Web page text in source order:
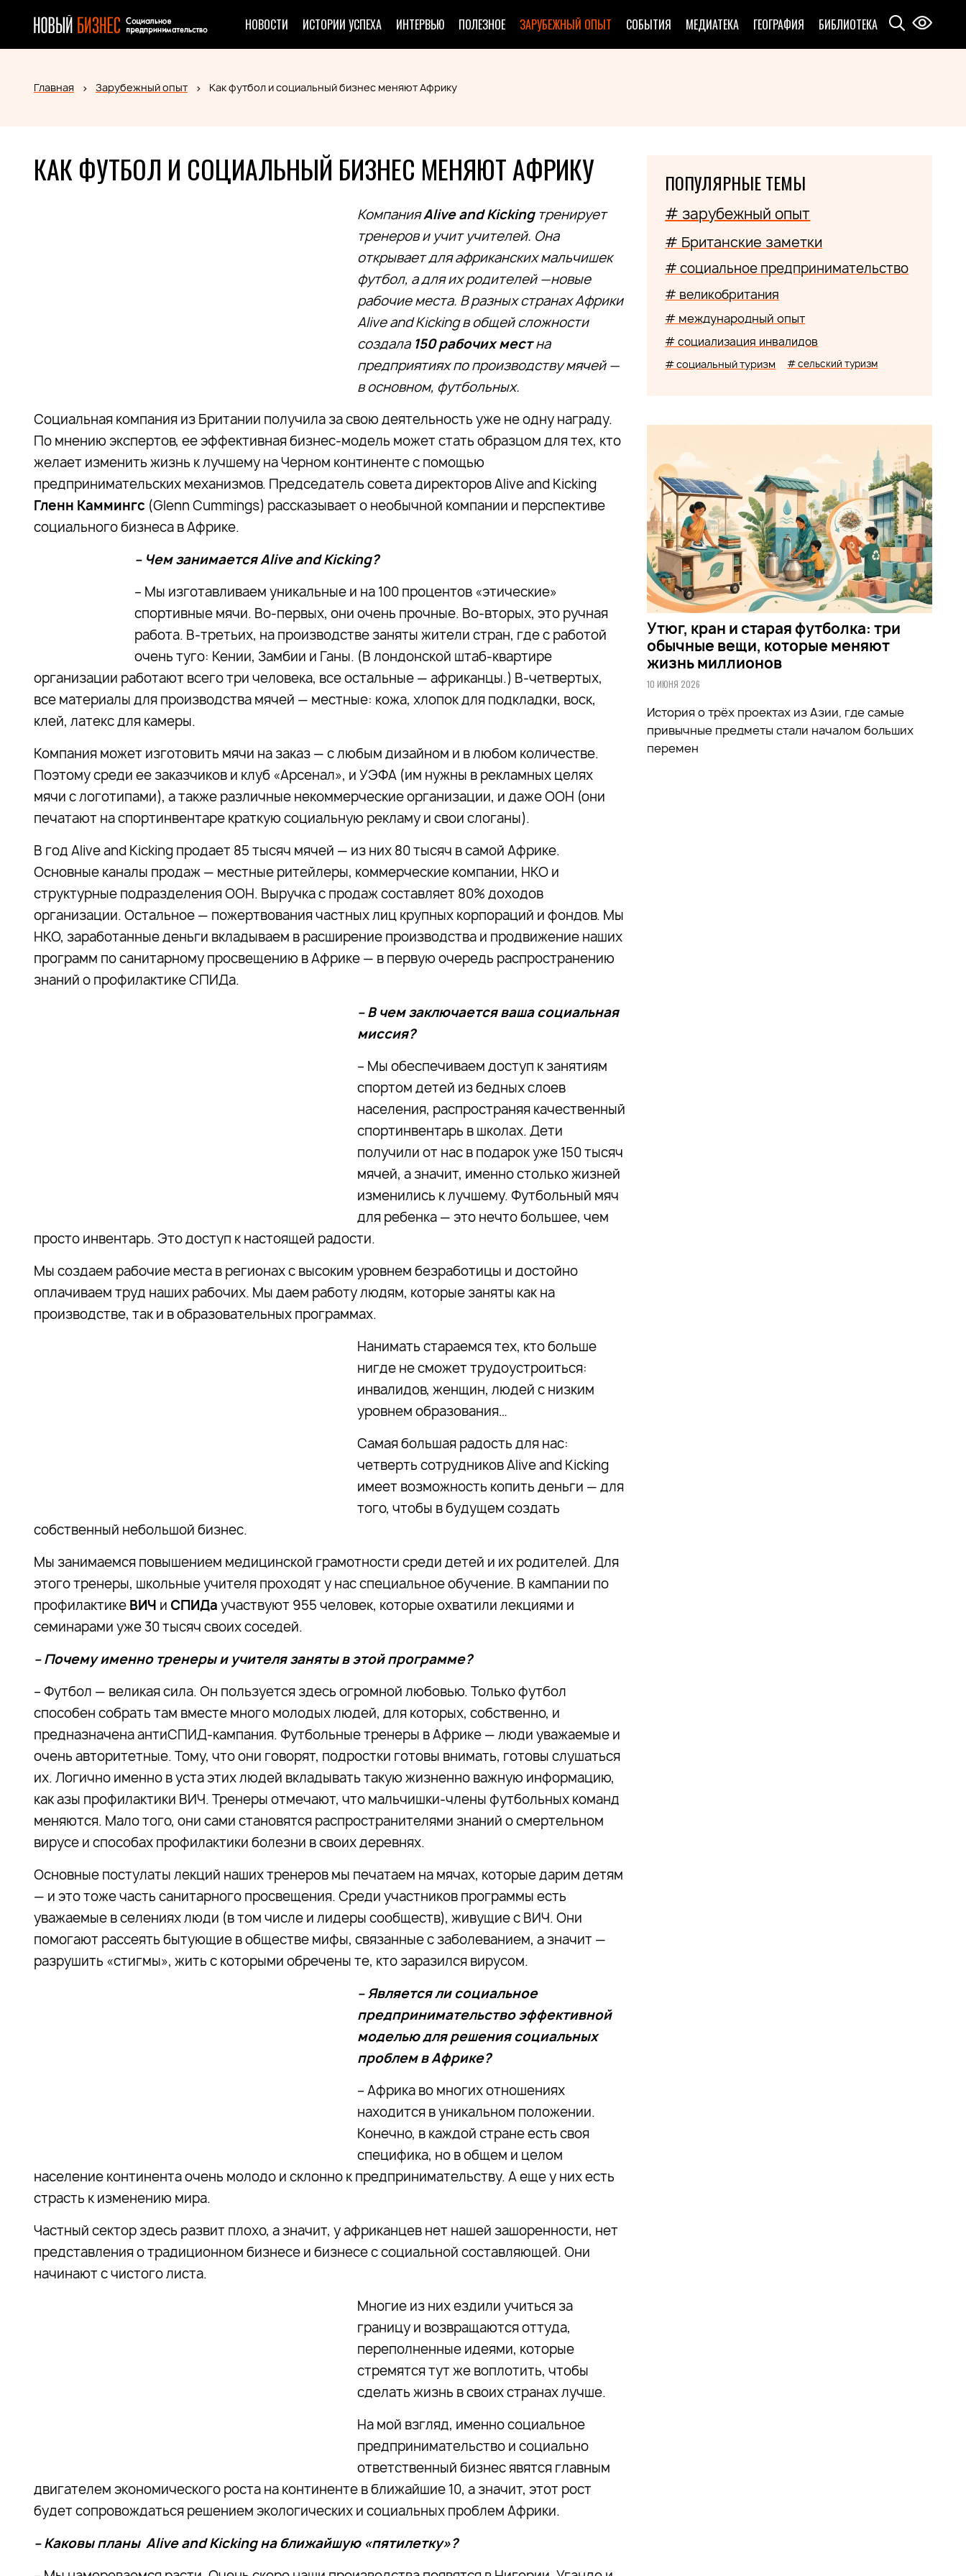
НОВОСТИ ИСТОРИИ УСПЕХА ИНТЕРВЬЮ ПОЛЕЗНОЕ ЗАРУБЕЖНЫЙ ОПЫТ СОБЫТИЯ МЕДИАТЕКА ГЕОГРАФИЯ БИБЛИОТЕКА
Главная Зарубежный опыт Как футбол и социальный бизнес меняют Африку
КАК ФУТБОЛ И СОЦИАЛЬНЫЙ БИЗНЕС МЕНЯЮТ АФРИКУ
КомпанияAlive and Kickingтренирует
тренеров и учит учителей. Она
открывает для африканских мальчишек
футбол, а для их родителей —новые
рабочие места. В разных странах Африки
Alive and Kicking в общей сложности
создала 150 рабочих местна
предприятиях по производству мячей —
в основном, футбольных.
Социальная компания из Британии получила за свою деятельность уже не одну награду.
По мнению экспертов, ее эффективная бизнес-модель может стать образцом для тех, кто
желает изменить жизнь к лучшему на Черном континенте с помощью
предпринимательских механизмов. Председатель совета директоров Alive and Kicking
Гленн Каммингс (Glenn Cummings) рассказывает о необычной компании и перспективе
социального бизнеса в Африке.
– Чем занимается Alive and Kicking?
– Мы изготавливаем уникальные и на 100 процентов «этические»
спортивные мячи. Во-первых, они очень прочные. Во-вторых, это ручная
работа. В-третьих, на производстве заняты жители стран, где с работой
очень туго: Кении, Замбии и Ганы. (В лондонской штаб-квартире
организации работают всего три человека, все остальные — африканцы.) В-четвертых,
все материалы для производства мячей — местные: кожа, хлопок для подкладки, воск,
клей, латекс для камеры.
Компания может изготовить мячи на заказ — с любым дизайном и в любом количестве.
Поэтому среди ее заказчиков и клуб «Арсенал», и УЭФА (им нужны в рекламных целях
мячи с логотипами), а также различные некоммерческие организации, и даже ООН (они
печатают на спортинвентаре краткую социальную рекламу и свои слоганы).
В год Alive and Kicking продает 85 тысяч мячей — из них 80 тысяч в самой Африке.
Основные каналы продаж — местные ритейлеры, коммерческие компании, НКО и
структурные подразделения ООН. Выручка с продаж составляет 80% доходов
организации. Остальное — пожертвования частных лиц крупных корпораций и фондов. Мы
НКО, заработанные деньги вкладываем в расширение производства и продвижение наших
программ по санитарному просвещению в Африке — в первую очередь распространению
знаний о профилактике СПИДа.
– В чем заключается ваша социальная
миссия?
– Мы обеспечиваем доступ к занятиям
спортом детей из бедных слоев
населения, распространяя качественный
спортинвентарь в школах. Дети
получили от нас в подарок уже 150 тысяч
мячей, а значит, именно столько жизней
изменились к лучшему. Футбольный мяч
для ребенка — это нечто большее, чем
просто инвентарь. Это доступ к настоящей радости.
Мы создаем рабочие места в регионах с высоким уровнем безработицы и достойно
оплачиваем труд наших рабочих. Мы даем работу людям, которые заняты как на
производстве, так и в образовательных программах.
Нанимать стараемся тех, кто больше
нигде не сможет трудоустроиться:
инвалидов, женщин, людей с низким
уровнем образования…
Самая большая радость для нас:
четверть сотрудников Alive and Kicking
имеет возможность копить деньги — для
того, чтобы в будущем создать
собственный небольшой бизнес.
Мы занимаемся повышением медицинской грамотности среди детей и их родителей. Для
этого тренеры, школьные учителя проходят у нас специальное обучение. В кампании по
профилактике ВИЧ и СПИДа участвуют 955 человек, которые охватили лекциями и
семинарами уже 30 тысяч своих соседей.
– Почему именно тренеры и учителя заняты в этой программе?
– Футбол — великая сила. Он пользуется здесь огромной любовью. Только футбол
способен собрать там вместе много молодых людей, для которых, собственно, и
предназначена антиСПИД-кампания. Футбольные тренеры в Африке — люди уважаемые и
очень авторитетные. Тому, что они говорят, подростки готовы внимать, готовы слушаться
их. Логично именно в уста этих людей вкладывать такую жизненно важную информацию,
как азы профилактики ВИЧ. Тренеры отмечают, что мальчишки-члены футбольных команд
меняются. Мало того, они сами становятся распространителями знаний о смертельном
вирусе и способах профилактики болезни в своих деревнях.
Основные постулаты лекций наших тренеров мы печатаем на мячах, которые дарим детям
— и это тоже часть санитарного просвещения. Среди участников программы есть
уважаемые в селениях люди (в том числе и лидеры сообществ), живущие с ВИЧ. Они
помогают рассеять бытующие в обществе мифы, связанные с заболеванием, а значит —
разрушить «стигмы», жить с которыми обречены те, кто заразился вирусом.
– Является ли социальное
предпринимательство эффективной
моделью для решения социальных
проблем в Африке?
– Африка во многих отношениях
находится в уникальном положении.
Конечно, в каждой стране есть своя
специфика, но в общем и целом
население континента очень молодо и склонно к предпринимательству. А еще у них есть
страсть к изменению мира.
Частный сектор здесь развит плохо, а значит, у африканцев нет нашей зашоренности, нет
представления о традиционном бизнесе и бизнесе с социальной составляющей. Они
начинают с чистого листа.
Многие из них ездили учиться за
границу и возвращаются оттуда,
переполненные идеями, которые
стремятся тут же воплотить, чтобы
сделать жизнь в своих странах лучше.
На мой взгляд, именно социальное
предпринимательство и социально
ответственный бизнес явятся главным
двигателем экономического роста на континенте в ближайшие 10, а значит, этот рост
будет сопровождаться решением экологических и социальных проблем Африки.
– Каковы планы Alive and Kicking на ближайшую «пятилетку»?
ПОПУЛЯРНЫЕ ТЕМЫ
# зарубежный опыт
# Британские заметки
# социальное предпринимательство
# великобритания
# международный опыт
# социализация инвалидов
# социальный туризм # сельский туризм
Утюг, кран и старая футболка: три
обычные вещи, которые меняют
жизнь миллионов
10 ИЮНЯ 2026
История о трёх проектах из Азии, где самые
привычные предметы стали началом больших
перемен